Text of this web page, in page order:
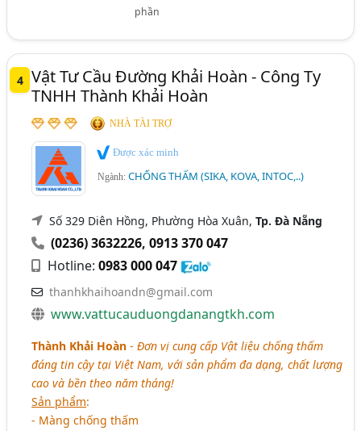
phần
4 Vật Tư Cầu Đường Khải Hoàn - Công Ty
TNHH Thành Khải Hoàn
NHÀ TÀI TRỢ
Được xác minh
Ngành:CHỐNG THẤM (SIKA, KOVA, INTOC,..)
Số 329 Diên Hồng, Phường Hòa Xuân,Tp. Đà Nẵng
(0236) 3632226,0913 370 047
Hotline:0983 000 047
thanhkhaihoandn@gmail.com
www.vattucauduongdanangtkh.com
Thành Khải Hoàn -Đơn vị cung cấp Vật liệu chống thấm
đáng tin cậy tại Việt Nam, với sản phẩm đa dạng, chất lượng
cao và bền theo năm tháng!
Sản phẩm:
- Màng chống thấm